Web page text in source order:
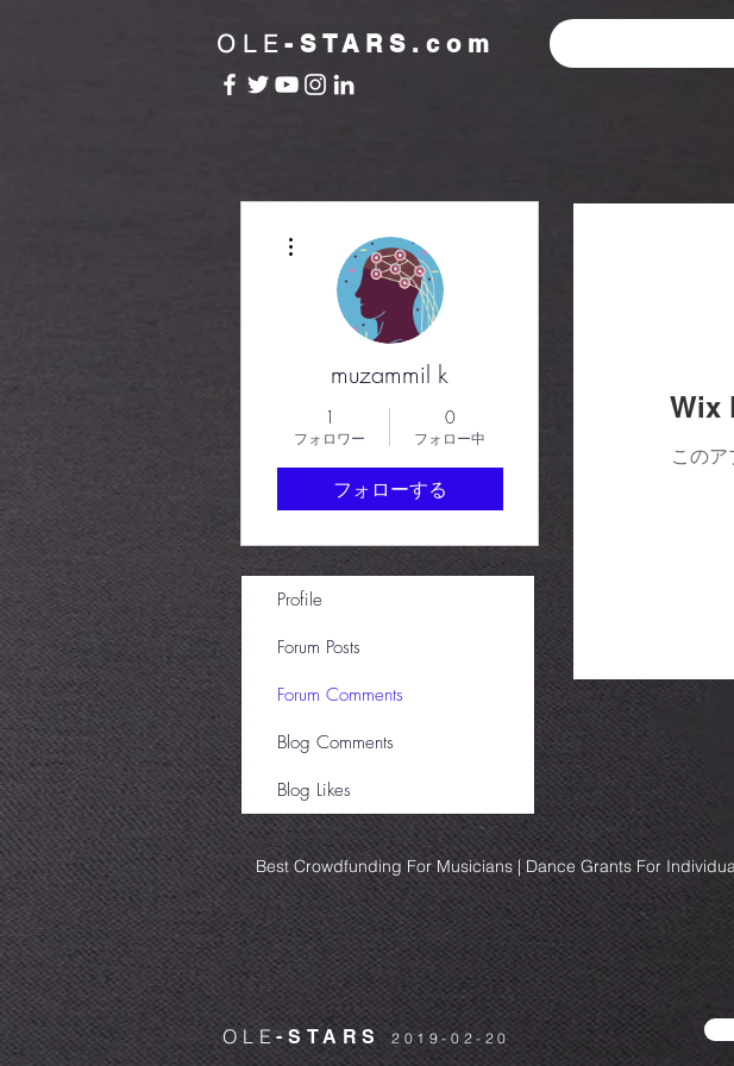
OLE -STARS.com
Wix
この
muzammil k
1
フォロワー
0
フォロー中
フォローする
Profile
Forum Posts
Forum Comments
Blog Comments
Blog Likes
Best Crowdfunding For Musicians | Dance Grants For
OLE-STARS2019-02-20